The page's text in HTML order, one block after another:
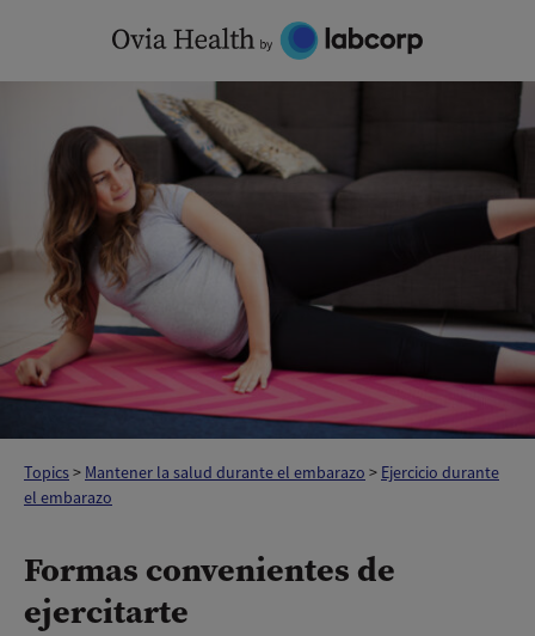
content
Topics> Mantener la salud durante el embarazo > Ejercicio durante
el embarazo
Formas convenientes de
ejercitarte